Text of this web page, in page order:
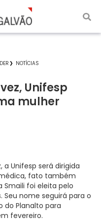
NOTÍCIAS
Unifesp
mulher
a Unifesp será dirigida
fato também
Smaili foi eleita pelo
Seu nome seguirá para o
do Planalto para
fevereiro.